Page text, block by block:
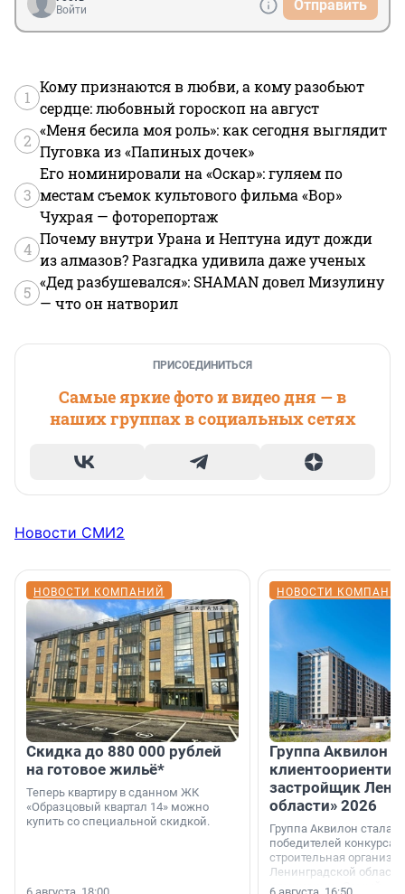
Войти
Отправить
1
Кому признаются в любви, а кому разобьют
сердце: любовный гороскоп на август
2
«Меня бесила моя роль»: как сегодня выглядит
Пуговка из «Папиных дочек»
3
Его номинировали на «Оскар»: гуляем по
местам съемок культового фильма «Вор»
Чухрая — фоторепортаж
4
Почему внутри Урана и Нептуна идут дожди
из алмазов? Разгадка удивила даже ученых
5
«Дед разбушевался»: SHAMAN довел Мизулину
— что он натворил
ПРИСОЕДИНИТЬСЯ
Самые яркие фото и видео дня — в
наших группах в социальных сетях
Новости СМИ2
НОВОСТИ КОМПАНИЙ
Скидка до 880 000 рублей
на готовое жильё*
Теперь квартиру в сданном ЖК
«Образцовый квартал 14» можно
купить со специальной скидкой.
НОВОСТИ
Группа Аквилон
застройщик
области» 2026
Группа Аквилон стала
победителей конкурса
строительная
Ленинградской области
номинации «Самый